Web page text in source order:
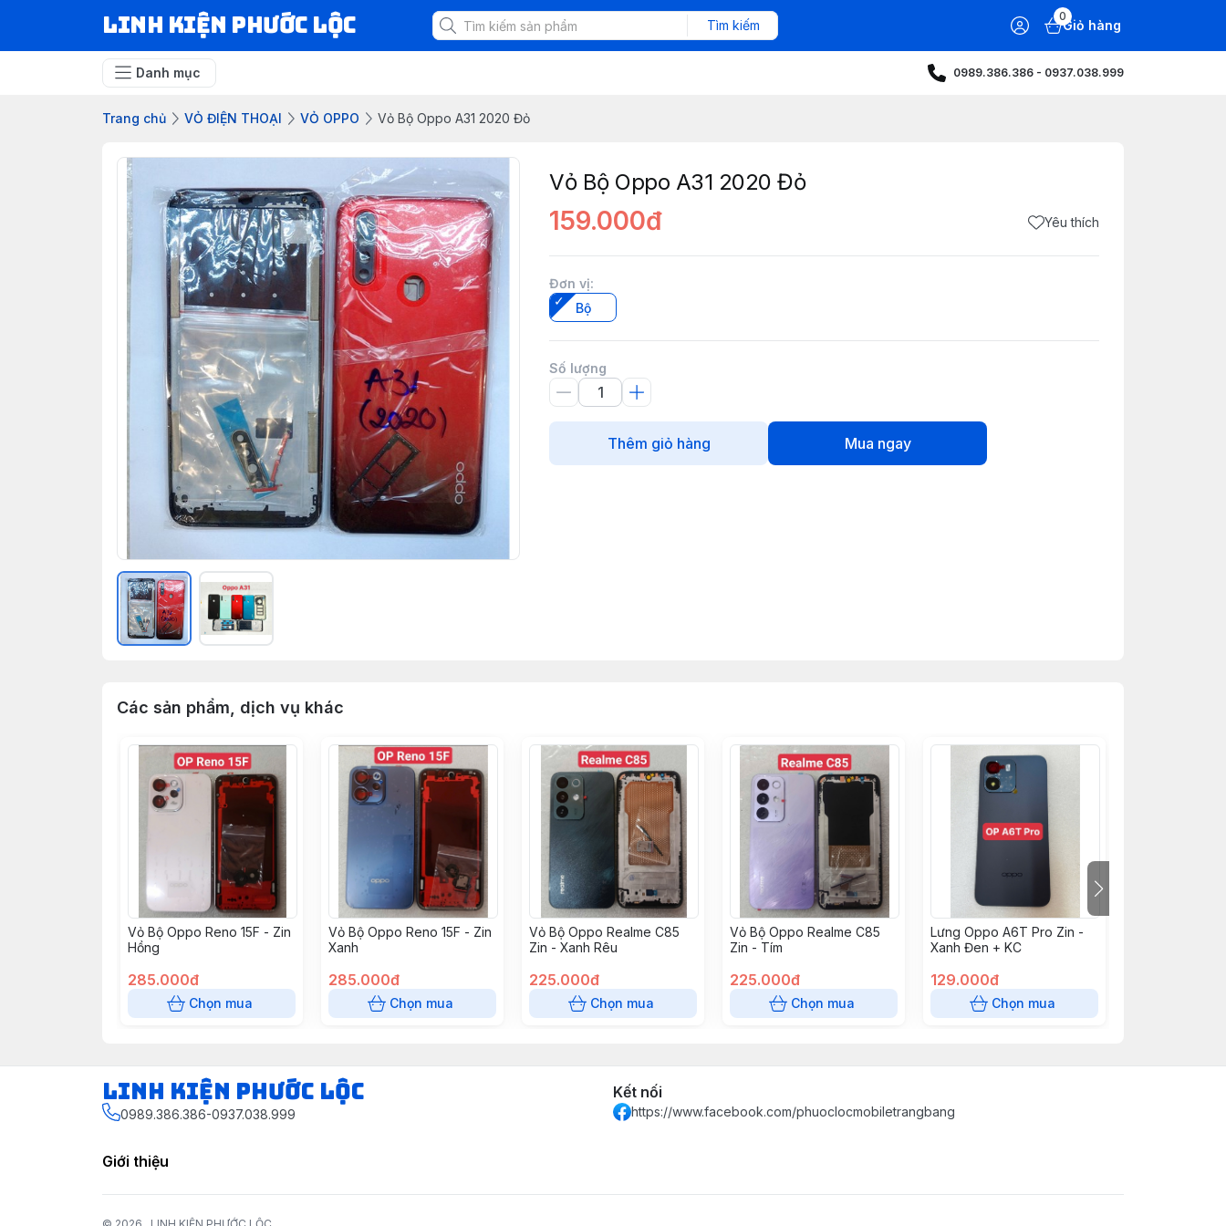
LINH KIỆN PHƯỚC LỘC Tìm kiếm
0
Giỏ hàng
Danh mục 0989.386.386 - 0937.038.999
Trang chủ VỎ ĐIỆN THOẠI VỎ OPPO Vỏ Bộ Oppo A31 2020 Đỏ
Vỏ Bộ Oppo A31 2020 Đỏ
159.000đ Yêu thích
Đơn vị:
Bộ
Số lượng
Thêm giỏ hàng Mua ngay
Các sản phẩm, dịch vụ khác
Vỏ Bộ Oppo Reno 15F - Zin
Hồng
285.000đ
Chọn mua
Vỏ Bộ Oppo Reno 15F - Zin
Xanh
285.000đ
Chọn mua
Vỏ Bộ Oppo Realme C85
Zin - Xanh Rêu
225.000đ
Chọn mua
Vỏ Bộ Oppo Realme C85
Zin - Tím
225.000đ
Chọn mua
Lưng Oppo A6T Pro Zin -
Xanh Đen + KC
129.000đ
Chọn mua
LINH KIỆN PHƯỚC LỘC
0989.386.386-0937.038.999
Kết nối
https://www.facebook.com/phuoclocmobiletrangbang
Giới thiệu